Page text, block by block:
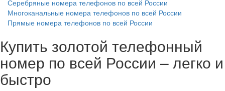
Серебряные номера телефонов по всей России
Многоканальные номера телефонов по всей России
Прямые номера телефонов по всей России
Купить золотой телефонный
номер по всей России – легко и
быстро